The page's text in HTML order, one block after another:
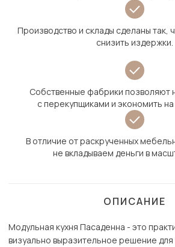
Производство и склады сделаны так,
снизить издержки.
Собственные фабрики позволяют
с перекупщиками и экономить на
В отличие от раскрученных
не вкладываем деньги в
ОПИСАНИЕ
Модульная кухня Пасаденна - это
визуально выразительное решение для